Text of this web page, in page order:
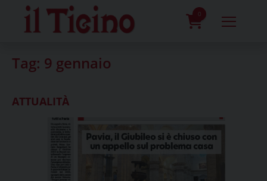
content
0
Tag: 9 gennaio
ATTUALITÀ